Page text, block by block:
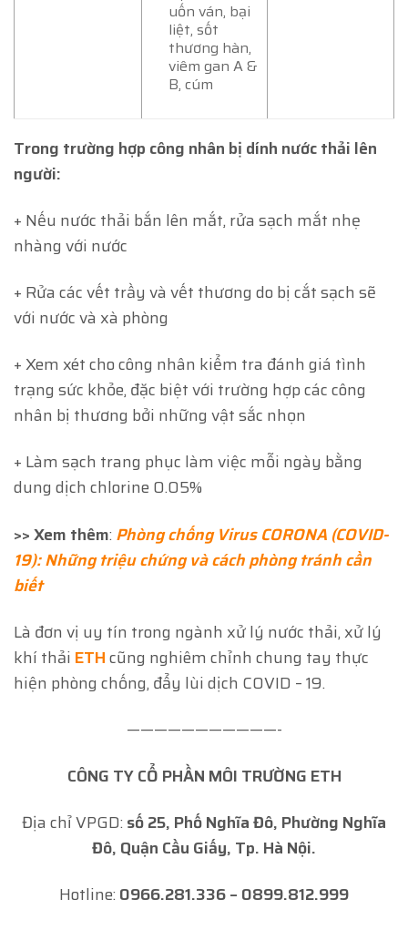
uốn ván, bại
liệt, sốt
thương hàn,
viêm gan A &
B, cúm
Trong trường hợp công nhân bị dính nước thải lên
người:
+ Nếu nước thải bắn lên mắt, rửa sạch mắt nhẹ
nhàng với nước
+ Rửa các vết trầy và vết thương do bị cắt sạch sẽ
với nước và xà phòng
+ Xem xét cho công nhân kiểm tra đánh giá tình
trạng sức khỏe, đặc biệt với trường hợp các công
nhân bị thương bởi những vật sắc nhọn
+ Làm sạch trang phục làm việc mỗi ngày bằng
dung dịch chlorine 0.05%
>>Xem thêm: Phòng chống Virus CORONA (COVID-
19): Những triệu chứng và cách phòng tránh cần
biết
Là đơn vị uy tín trong ngành xử lý nước thải, xử lý
khí thải ETHcũng nghiêm chỉnh chung tay thực
hiện phòng chống, đẩy lùi dịch COVID – 19.
———————————-
CÔNG TY CỔ PHẦN MÔI TRƯỜNG ETH
Địa chỉ VPGD: số 25, Phố Nghĩa Đô, Phường Nghĩa
Đô, Quận Cầu Giấy, Tp. Hà Nội.
Hotline: 0966.281.336 – 0899.812.999